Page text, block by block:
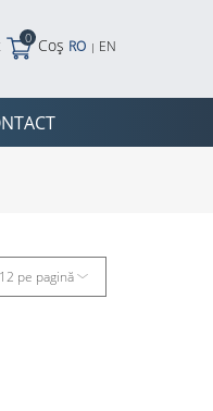
RO | EN
Coș
0